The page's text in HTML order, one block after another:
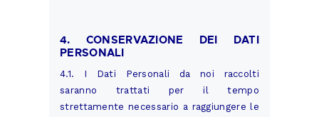
4. CONSERVAZIONE DEI DATI
PERSONALI
4.1. I Dati Personali da noi raccolti
saranno trattati per il tempo
strettamente necessario a raggiungere le